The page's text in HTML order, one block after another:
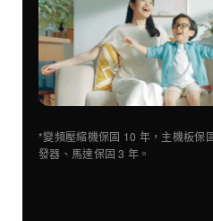
*變頻壓縮機保固 10 年，主機板保
發器、馬達保固 3 年。